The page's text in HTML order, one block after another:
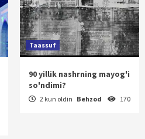
Taassuf
90 yillik nashrning mayog'i
so'ndimi?
2 kun oldin Behzod 170